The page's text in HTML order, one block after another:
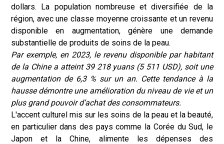
dollars. La population nombreuse et diversifiée de la
région, avec une classe moyenne croissante et un revenu
disponible en augmentation, génère une demande
substantielle de produits de soins de la peau.
Par exemple, en 2023, le revenu disponible par habitant
de la Chine a atteint 39 218 yuans (5 511 USD), soit une
augmentation de 6,3 % sur un an. Cette tendance à la
hausse démontre une amélioration du niveau de vie et un
plus grand pouvoir d’achat des consommateurs.
L'accent culturel mis sur les soins de la peau et la beauté,
en particulier dans des pays comme la Corée du Sud, le
Japon et la Chine, alimente les dépenses des